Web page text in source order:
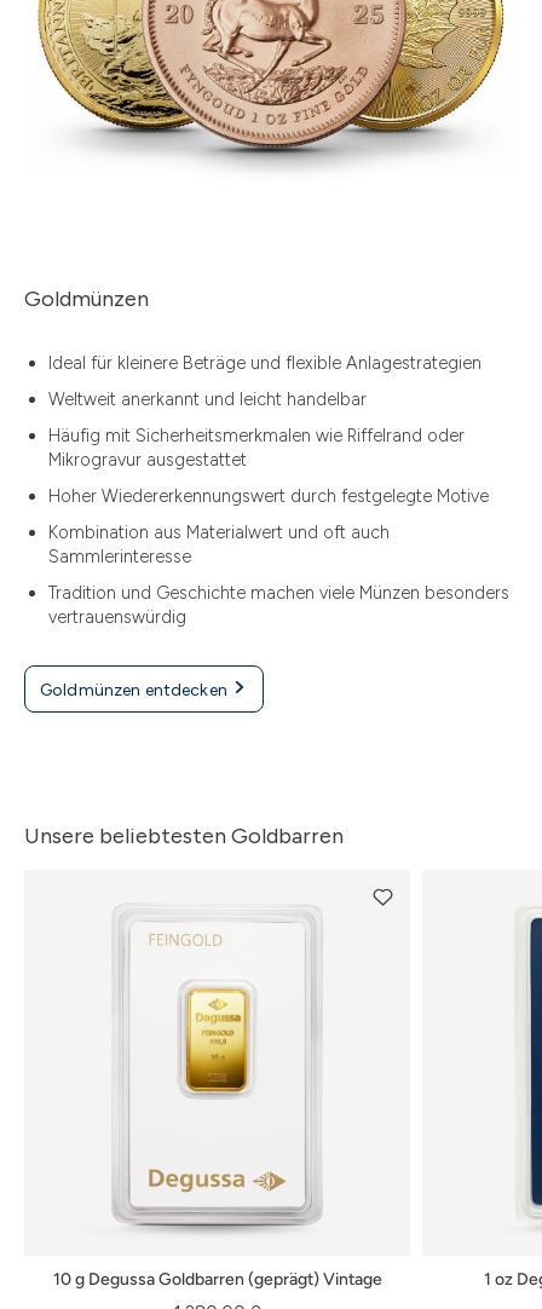
Goldmünzen
Ideal für kleinere Beträge und flexible Anlagestrategien
Weltweit anerkannt und leicht handelbar
Häufig mit Sicherheitsmerkmalen wie Riffelrand oder
Mikrogravur ausgestattet
Hoher Wiedererkennungswert durch festgelegte Motive
Kombination aus Materialwert und oft auch
Sammlerinteresse
Tradition und Geschichte machen viele Münzen besonders
vertrauenswürdig
Goldmünzen entdecken
Unsere beliebtesten Goldbarren
10 g Degussa Goldbarren (geprägt) Vintage
1 oz